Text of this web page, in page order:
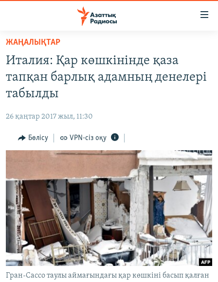
Skip
main
content
main
Navigation
to
AZATTYQTV
АДАМ ҚҰҚЫҚТАРЫ
ӘЛЕУМЕТ
АРНАЙЫ ЖОБАЛАР
Русский
ЖАЗЫЛЫҢЫЗ
Басқа тілдерде
ЖАҢАЛЫҚТАР
Италия: Қар көшкінінде қаза
тапқан барлық адамның денелері
табылды
26 қаңтар 2017 жыл, 11:30
Бөлісу VPN-сіз оқу
Гран-Сассо таулы аймағындағы қар көшкіні басып қалған